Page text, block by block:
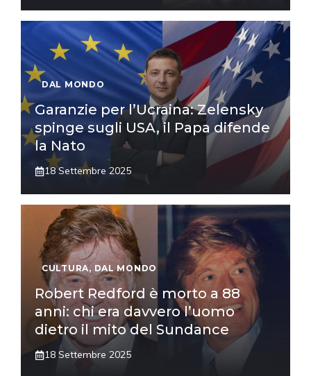
DAL MONDO
Garanzie per l’Ucraina: Zelensky
spinge sugli USA, il Papa difende
la Nato
18 Settembre 2025
CULTURA, DAL MONDO
Robert Redford è morto a 88
anni: chi era davvero l’uomo
dietro il mito del Sundance
18 Settembre 2025